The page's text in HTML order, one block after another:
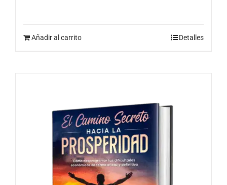
Añadir al carrito Detalles